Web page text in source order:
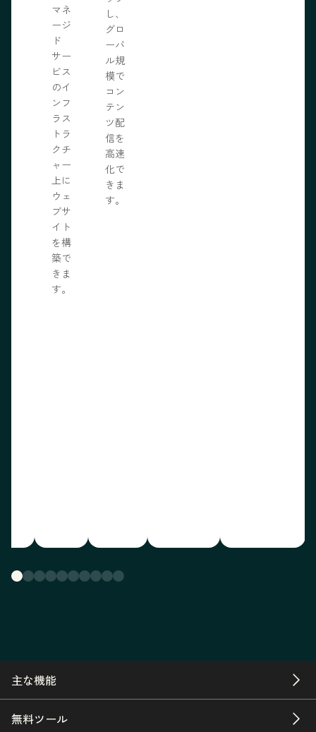
マネ
ージ
ド
サー
ビス
のイ
ンフ
ラス
トラ
クチ
ャー
上に
ウェ
ブサ
イト
を構
築で
きま
す。
し、
グロ
ーバ
ル規
模で
コン
テン
ツ配
信を
高速
化で
きま
す。
主な機能
無料ツール